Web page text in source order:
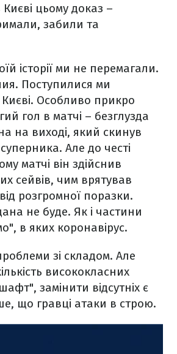
Києві цьому доказ –
забили та
історії ми не перемагали.
Поступилися ми
Особливо прикро
гол в матчі – безглузда
на виході, який скинув
Але до честі
матчі він здійснив
сейвів, чим врятував
розгромної поразки.
не буде. Як і частини
в яких коронавірус.
зі складом. Але
висококласних
замінити відсутніх є
що гравці атаки в строю.